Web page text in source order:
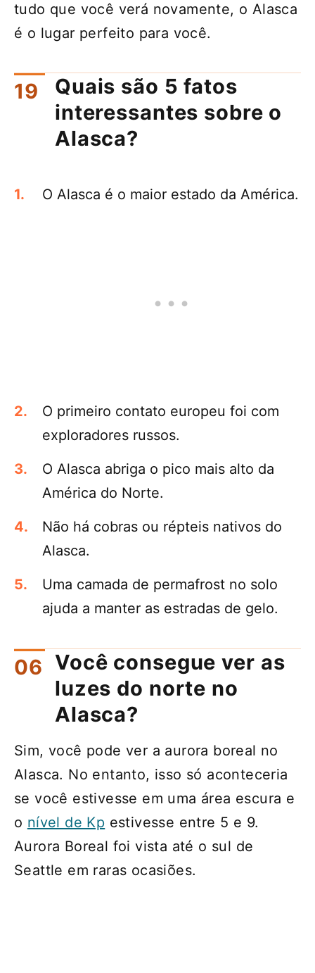
tudo que você verá novamente, o Alasca
é o lugar perfeito para você.
Quais são 5 fatos
interessantes sobre o
Alasca?
O Alasca é o maior estado da América.
O primeiro contato europeu foi com
exploradores russos.
O Alasca abriga o pico mais alto da
América do Norte.
Não há cobras ou répteis nativos do
Alasca.
Uma camada de permafrost no solo
ajuda a manter as estradas de gelo.
Você consegue ver as
luzes do norte no
Alasca?
Sim, você pode ver a aurora boreal no
Alasca. No entanto, isso só aconteceria
se você estivesse em uma área escura e
o nível de Kp estivesse entre 5 e 9.
Aurora Boreal foi vista até o sul de
Seattle em raras ocasiões.